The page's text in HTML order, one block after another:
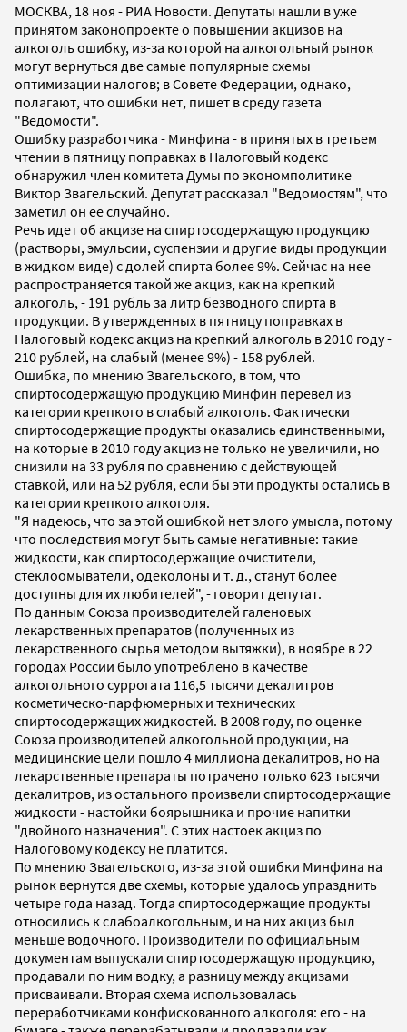
МОСКВА, 18 ноя - РИА Новости. Депутаты нашли в уже
принятом законопроекте о повышении акцизов на
алкоголь ошибку, из-за которой на алкогольный рынок
могут вернуться две самые популярные схемы
оптимизации налогов; в Совете Федерации, однако,
полагают, что ошибки нет, пишет в среду газета
"Ведомости".
Ошибку разработчика - Минфина - в принятых в третьем
чтении в пятницу поправках в Налоговый кодекс
обнаружил член комитета Думы по экономполитике
Виктор Звагельский. Депутат рассказал "Ведомостям", что
заметил он ее случайно.
Речь идет об акцизе на спиртосодержащую продукцию
(растворы, эмульсии, суспензии и другие виды продукции
в жидком виде) с долей спирта более 9%. Сейчас на нее
распространяется такой же акциз, как на крепкий
алкоголь, - 191 рубль за литр безводного спирта в
продукции. В утвержденных в пятницу поправках в
Налоговый кодекс акциз на крепкий алкоголь в 2010 году -
210 рублей, на слабый (менее 9%) - 158 рублей.
Ошибка, по мнению Звагельского, в том, что
спиртосодержащую продукцию Минфин перевел из
категории крепкого в слабый алкоголь. Фактически
спиртосодержащие продукты оказались единственными,
на которые в 2010 году акциз не только не увеличили, но
снизили на 33 рубля по сравнению с действующей
ставкой, или на 52 рубля, если бы эти продукты остались в
категории крепкого алкоголя.
"Я надеюсь, что за этой ошибкой нет злого умысла, потому
что последствия могут быть самые негативные: такие
жидкости, как спиртосодержащие очистители,
стеклоомыватели, одеколоны и т. д., станут более
доступны для их любителей", - говорит депутат.
По данным Союза производителей галеновых
лекарственных препаратов (полученных из
лекарственного сырья методом вытяжки), в ноябре в 22
городах России было употреблено в качестве
алкогольного суррогата 116,5 тысячи декалитров
косметическо-парфюмерных и технических
спиртосодержащих жидкостей. В 2008 году, по оценке
Союза производителей алкогольной продукции, на
медицинские цели пошло 4 миллиона декалитров, но на
лекарственные препараты потрачено только 623 тысячи
декалитров, из остального произвели спиртосодержащие
жидкости - настойки боярышника и прочие напитки
"двойного назначения". С этих настоек акциз по
Налоговому кодексу не платится.
По мнению Звагельского, из-за этой ошибки Минфина на
рынок вернутся две схемы, которые удалось упразднить
четыре года назад. Тогда спиртосодержащие продукты
относились к слабоалкогольным, и на них акциз был
меньше водочного. Производители по официальным
документам выпускали спиртосодержащую продукцию,
продавали по ним водку, а разницу между акцизами
присваивали. Вторая схема использовалась
переработчиками конфискованного алкоголя: его - на